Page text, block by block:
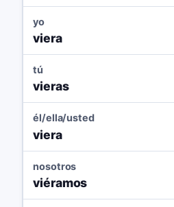
yo
viera
tú
vieras
él/ella/usted
viera
nosotros
viéramos